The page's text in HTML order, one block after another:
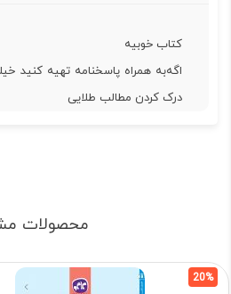
کتاب خوبیه
اگه‌به همراه پاسخنامه تهیه کنید
درک کردن مطالب طلایی
محصولات
20%